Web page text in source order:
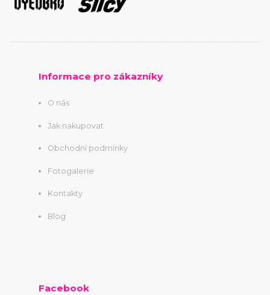
Informace pro zákazníky
O nás
Jak nakupovat
Obchodní podmínky
Fotogalerie
Kontakty
Blog
Facebook